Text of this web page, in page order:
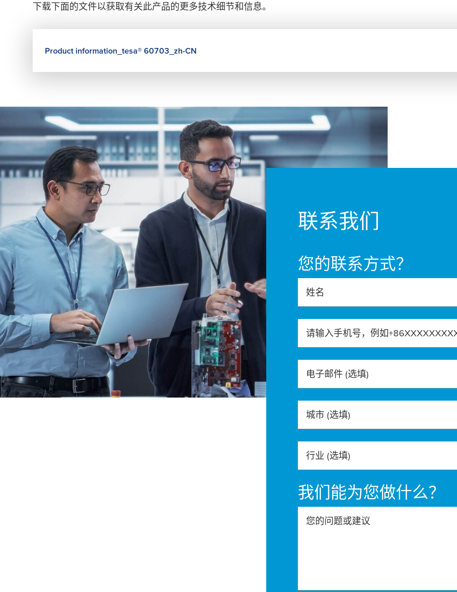
下载下面的文件以获取有关此产品的更多技术细节和信息。
Product information_ tesa® 60703_zh-CN
联系我们
您的联系方式？
姓名
请输入手机号，例如
电子邮件 (选填)
城市 (选填)
行业 (选填)
我们能为您做什么？
您的问题或建议